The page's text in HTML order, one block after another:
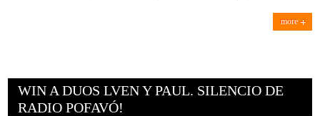
more
WIN A DUOS LVEN Y PAUL. SILENCIO DE
RADIO POFAVÓ!